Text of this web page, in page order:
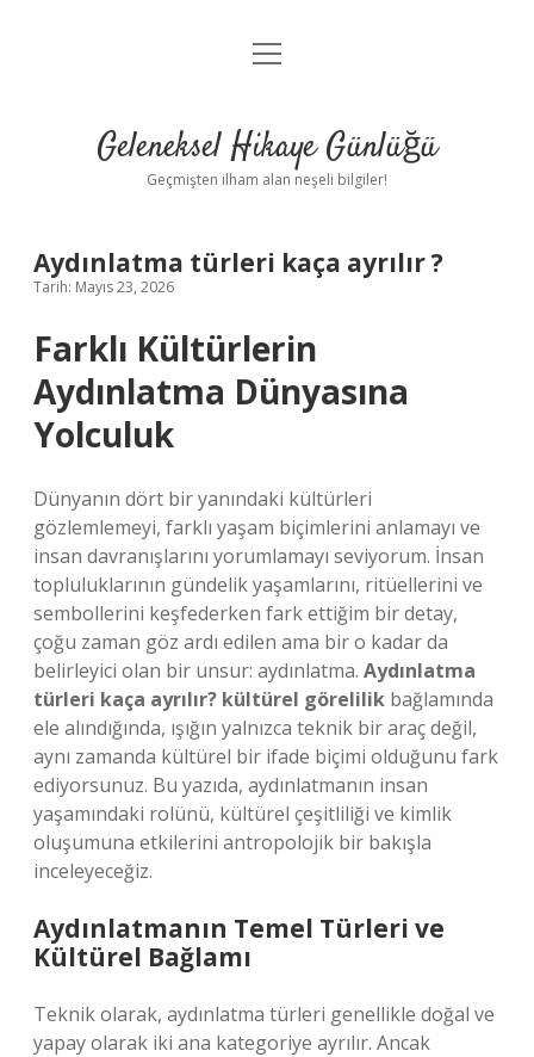
Anasayfa
Yasal Uyarı
menüyü
Geleneksel Hikaye Günlüğü
Geçmişten ilham alan neşeli bilgiler!
Aydınlatma türleri kaça ayrılır ?
Tarih: Mayıs 23, 2026
Farklı Kültürlerin
Aydınlatma Dünyasına
Yolculuk
Dünyanın dört bir yanındaki kültürleri
gözlemlemeyi, farklı yaşam biçimlerini anlamayı ve
insan davranışlarını yorumlamayı seviyorum. İnsan
topluluklarının gündelik yaşamlarını, ritüellerini ve
sembollerini keşfederken fark ettiğim bir detay,
çoğu zaman göz ardı edilen ama bir o kadar da
belirleyici olan bir unsur: aydınlatma. Aydınlatma
türleri kaça ayrılır? kültürel görelilik bağlamında
ele alındığında, ışığın yalnızca teknik bir araç değil,
aynı zamanda kültürel bir ifade biçimi olduğunu fark
ediyorsunuz. Bu yazıda, aydınlatmanın insan
yaşamındaki rolünü, kültürel çeşitliliği ve kimlik
oluşumuna etkilerini antropolojik bir bakışla
inceleyeceğiz.
Aydınlatmanın Temel Türleri ve
Kültürel Bağlamı
Teknik olarak, aydınlatma türleri genellikle doğal ve
yapay olarak iki ana kategoriye ayrılır. Ancak